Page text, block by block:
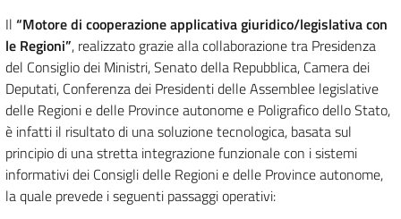
Il “Motore di cooperazione applicativa giuridico/legislativa con
le Regioni”, realizzato grazie alla collaborazione tra Presidenza
del Consiglio dei Ministri, Senato della Repubblica, Camera dei
Deputati, Conferenza dei Presidenti delle Assemblee legislative
delle Regioni e delle Province autonome e Poligrafico dello Stato,
è infatti il risultato di una soluzione tecnologica, basata sul
principio di una stretta integrazione funzionale con i sistemi
informativi dei Consigli delle Regioni e delle Province autonome,
la quale prevede i seguenti passaggi operativi: